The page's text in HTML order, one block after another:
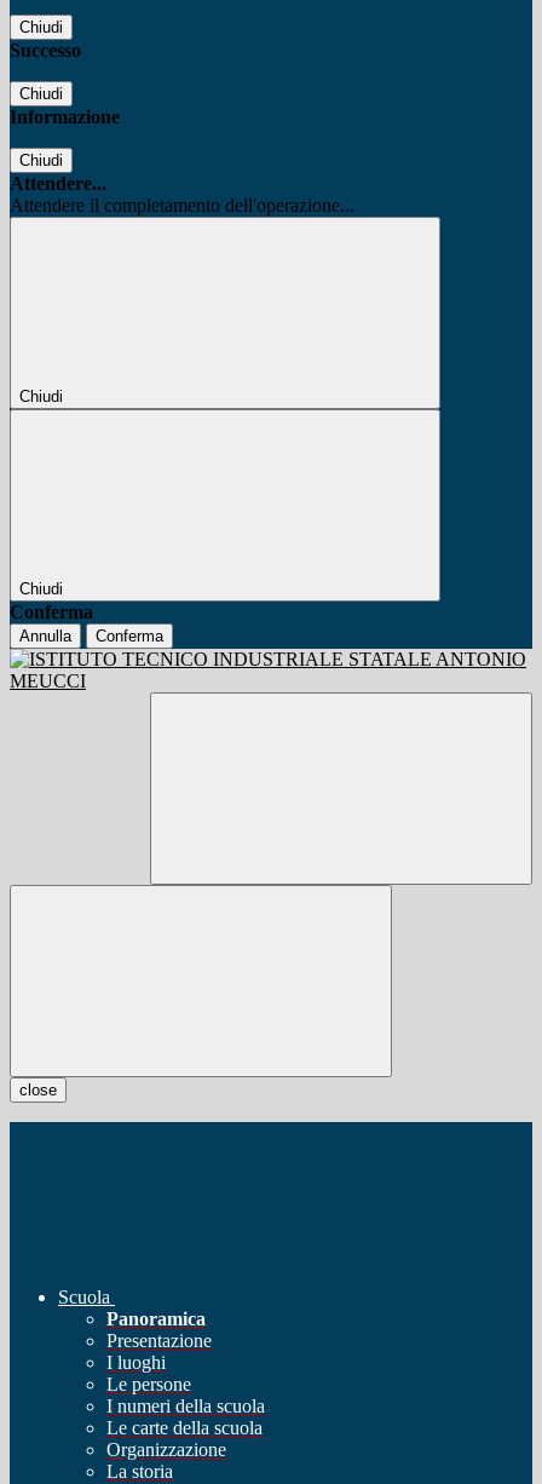
Chiudi
Successo
Chiudi
Informazione
Chiudi
Attendere...
Attendere il completamento dell'operazione...
Chiudi
Chiudi
Conferma
Annulla Conferma
close
Scuola
Panoramica
Presentazione
I luoghi
Le persone
I numeri della scuola
Le carte della scuola
Organizzazione
La storia